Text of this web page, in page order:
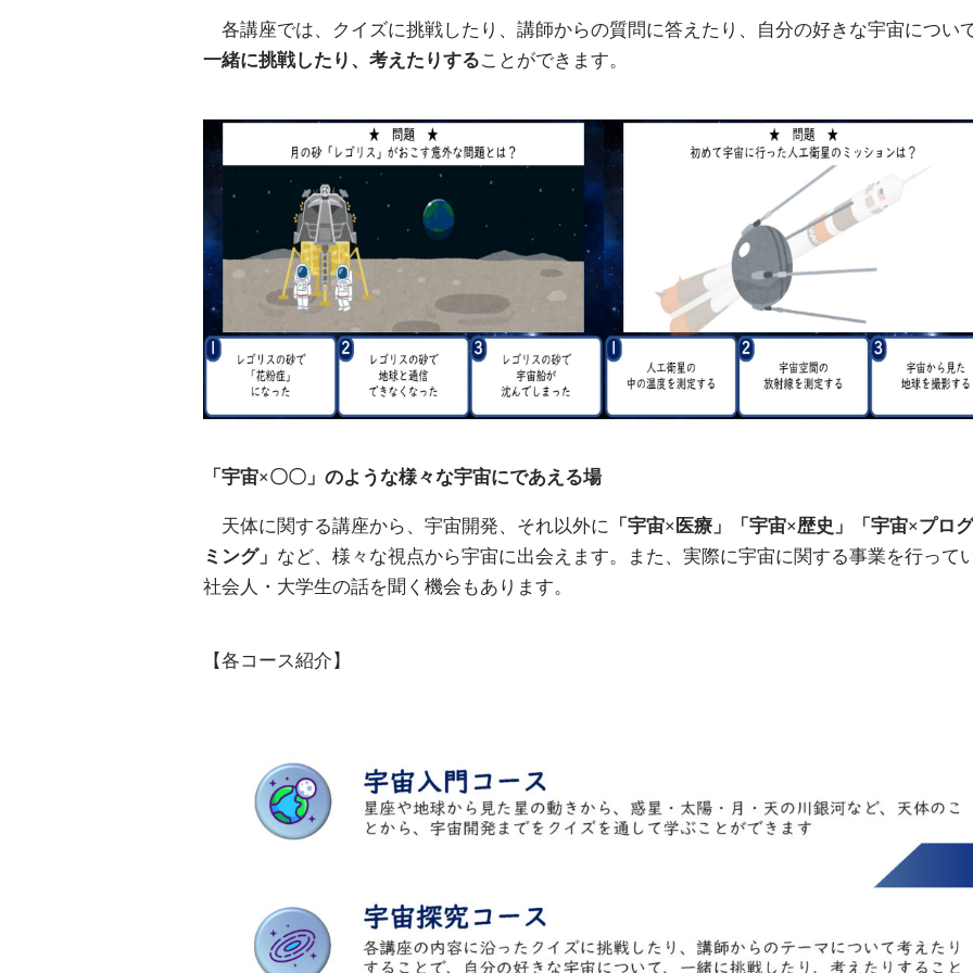
各講座では、クイズに挑戦したり、講師からの質問に答えたり、自分の好きな宇宙につい
一緒に挑戦したり、考えたりすることができます。
「宇宙×〇〇」のような様々な宇宙にであえる場
天体に関する講座から、宇宙開発、それ以外に 「宇宙×医療」「宇宙×歴史」「宇宙×プロ
ミング」 など、様々な視点から宇宙に出会えます。また、実際に宇宙に関する事業を行って
社会人・大学生の話を聞く機会もあります。
【各コース紹介】